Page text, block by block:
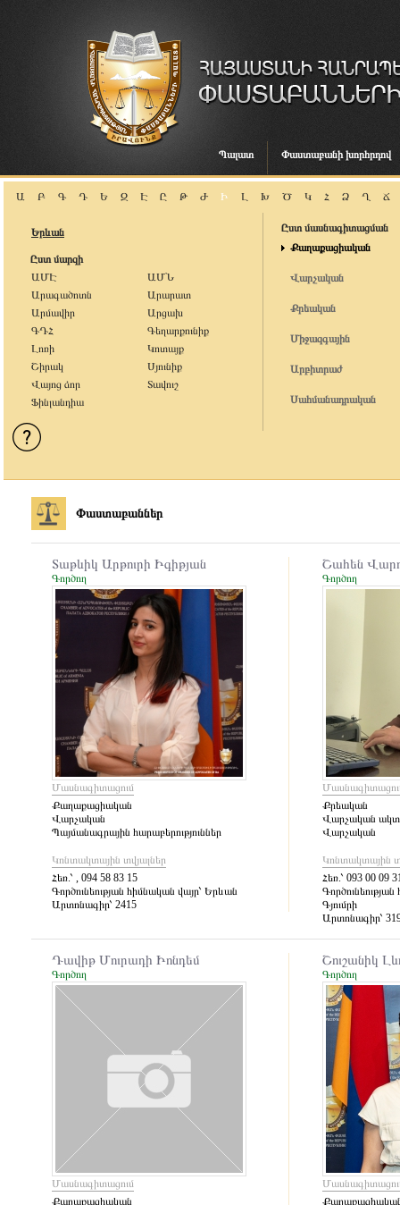
Պալատ Փաստաբանի խորհրդով
Ա Բ Գ Դ Ե Զ Է Ը Թ Ժ Ի Լ Խ Ծ Կ Հ Ձ Ղ Ճ
Երևան
Ըստ մարզի
ԱՄԷ
ԱՄՆ
Արագածոտն
Արարատ
Արմավիր
Արցախ
ԳԴՀ
Գեղարքունիք
Լոռի
Կոտայք
Շիրակ
Սյունիք
Վայոց ձոր
Տավուշ
Ֆինլանդիա
Ըստ մասնագիտացման
Քաղաքացիական
Վարչական
Քրեական
Միջազգային
Արբիտրաժ
Սահմանադրական
Փաստաբաններ
Տաթևիկ Արթուրի Իգիթյան
Գործող
Մասնագիտացում
Քաղաքացիական
Վարչական
Պայմանագրային հարաբերություններ
Կոնտակտային տվյալներ
Հեռ.՝ , 094 58 83 15
Գործունեության հիմնական վայր՝ Երևան
Արտոնագիր՝ 2415
Շահեն
Գործող
Քրեական
Վարչական
Վարչական
Կոնտակտային
Հեռ.՝ 093 00 09
Գյումրի
Արտոնագիր՝
Դավիթ Մուրադի Իոնդեմ
Գործող
Մասնագիտացում
Քաղաքացիական
Շուշանիկ
Գործող